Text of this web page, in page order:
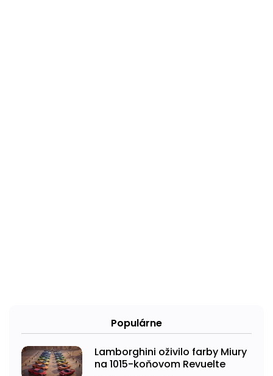
Populárne
Lamborghini oživilo farby Miury
na 1015-koňovom Revuelte